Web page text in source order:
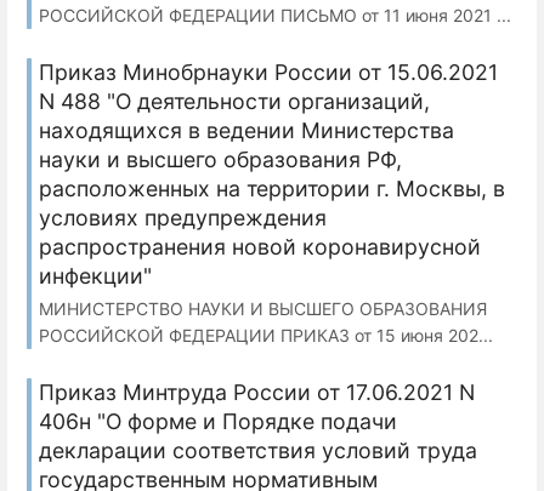
РОССИЙСКОЙ ФЕДЕРАЦИИ ПИСЬМО от 11 июня 2021 ...
Приказ Минобрнауки России от 15.06.2021
N 488 "О деятельности организаций,
находящихся в ведении Министерства
науки и высшего образования РФ,
расположенных на территории г. Москвы, в
условиях предупреждения
распространения новой коронавирусной
инфекции"
МИНИСТЕРСТВО НАУКИ И ВЫСШЕГО ОБРАЗОВАНИЯ
РОССИЙСКОЙ ФЕДЕРАЦИИ ПРИКАЗ от 15 июня 202...
Приказ Минтруда России от 17.06.2021 N
406н "О форме и Порядке подачи
декларации соответствия условий труда
государственным нормативным